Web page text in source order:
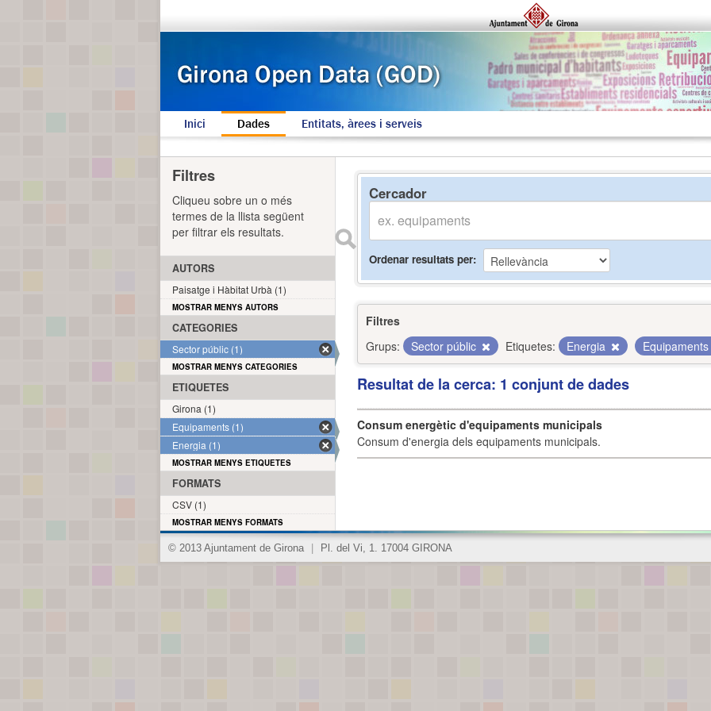
Inici Dades Entitats, àrees i serveis
Cercador
Ordenar resultats per
Filtres
Grups:
Sector públic Etiquetes: Energia Equipaments
Resultat de la cerca: 1 conjunt de dades
Consum energètic d'equipaments municipals
Consum d'energia dels equipaments municipals.
Filtres
Cliqueu sobre un o més
termes de la llista següent
per filtrar els resultats.
AUTORS
Paisatge i Hàbitat Urbà (1)
MOSTRAR MENYS AUTORS
CATEGORIES
Sector públic (1)
MOSTRAR MENYS CATEGORIES
ETIQUETES
Girona (1)
Equipaments (1)
Energia (1)
MOSTRAR MENYS ETIQUETES
FORMATS
CSV (1)
MOSTRAR MENYS FORMATS
© 2013 Ajuntament de Girona Pl. del Vi, 1. 17004 GIRONA